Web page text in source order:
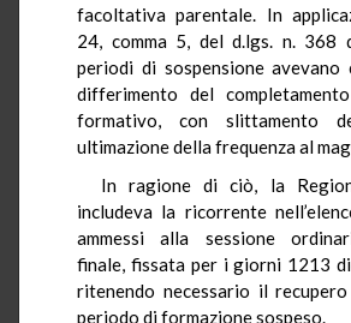
facoltativa parentale. In
24, comma 5, del d.lgs. n. 368
periodi di sospensione
differimento del
formativo, con slittamento
ultimazione della frequenza al
In ragione di ciò, la
includeva la ricorrente
ammessi alla sessione
finale, fissata per i giorni 1213
ritenendo necessario il
periodo di formazione sospeso.